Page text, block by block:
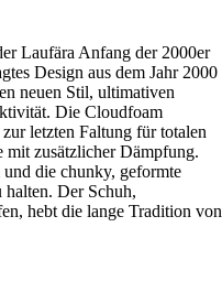
Laufära Anfang der 2000er
Design aus dem Jahr 2000
neuen Stil, ultimativen
Die Cloudfoam
letzten Faltung für totalen
zusätzlicher Dämpfung.
die chunky, geformte
Der Schuh,
hebt die lange Tradition von